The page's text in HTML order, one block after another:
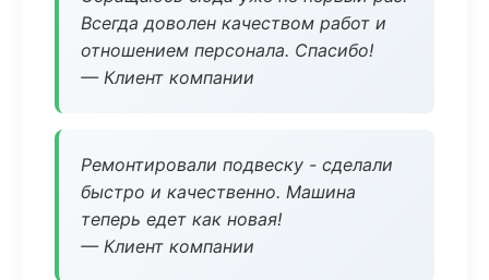
Всегда доволен качеством работ и
отношением персонала. Спасибо!
— Клиент компании
Ремонтировали подвеску - сделали
быстро и качественно. Машина
теперь едет как новая!
— Клиент компании